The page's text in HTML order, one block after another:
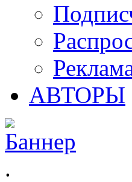
АВТОРЫ
.